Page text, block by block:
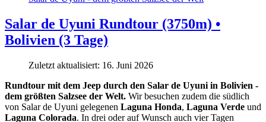
Salar de Uyuni Rundtour (3750m) •
Bolivien (3 Tage)
Zuletzt aktualisiert: 16. Juni 2026
Rundtour mit dem Jeep durch den Salar de Uyuni in Bolivien -
dem größten Salzsee der Welt. Wir besuchen zudem die südlich
von Salar de Uyuni gelegenen Laguna Honda, Laguna Verde und
Laguna Colorada. In drei oder auf Wunsch auch vier Tagen